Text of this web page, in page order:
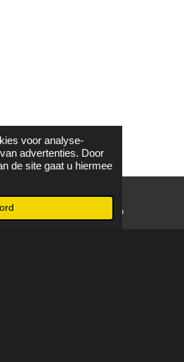
voor analyse-
advertenties. Door
de site gaat u hiermee
WhatsApp